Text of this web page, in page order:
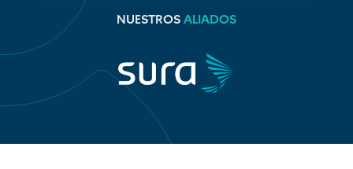
NUESTROS ALIADOS